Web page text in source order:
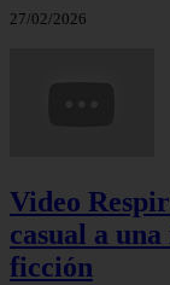
27/02/2026
Video
casual a
ficción